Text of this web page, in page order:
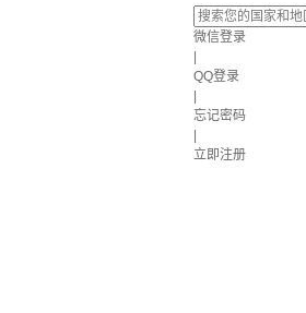
微信登录
QQ登录
忘记密码
立即注册